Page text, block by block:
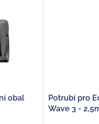
obal
Potrubí pro
Wave 3 -